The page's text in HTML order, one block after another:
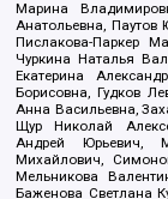
Марина
Анатольевна, Паутов
Пислакова-Паркер
Чуркина Наталья
Екатерина
Борисовна, Гудков
Анна Васильевна,
Щур Николай
Андрей Юрьевич,
Михайлович,
Мельникова
Баженова Светлана